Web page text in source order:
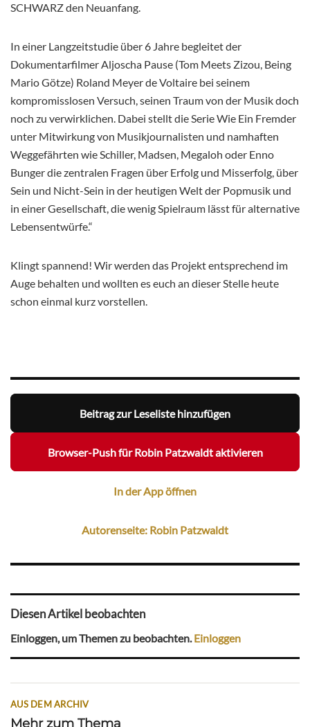
SCHWARZ den Neuanfang.
In einer Langzeitstudie über 6 Jahre begleitet der
Dokumentarfilmer Aljoscha Pause (Tom Meets Zizou, Being
Mario Götze) Roland Meyer de Voltaire bei seinem
kompromisslosen Versuch, seinen Traum von der Musik doch
noch zu verwirklichen. Dabei stellt die Serie Wie Ein Fremder
unter Mitwirkung von Musikjournalisten und namhaften
Weggefährten wie Schiller, Madsen, Megaloh oder Enno
Bunger die zentralen Fragen über Erfolg und Misserfolg, über
Sein und Nicht-Sein in der heutigen Welt der Popmusik und
in einer Gesellschaft, die wenig Spielraum lässt für alternative
Lebensentwürfe.“
Klingt spannend! Wir werden das Projekt entsprechend im
Auge behalten und wollten es euch an dieser Stelle heute
schon einmal kurz vorstellen.
Beitrag zur Leseliste hinzufügen
Browser-Push für Robin Patzwaldt aktivieren
In der App öffnen
Autorenseite: Robin Patzwaldt
Diesen Artikel beobachten
Einloggen, um Themen zu beobachten.Einloggen
AUS DEM ARCHIV
Mehr zum Thema